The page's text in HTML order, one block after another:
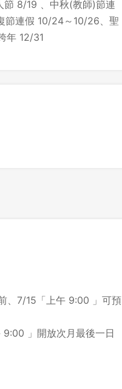
8/19 、中秋(教師)節連
節連假 10/24～10/26、聖
年 12/31
、7/15「上午 9:00 」可預
」開放次月最後一日